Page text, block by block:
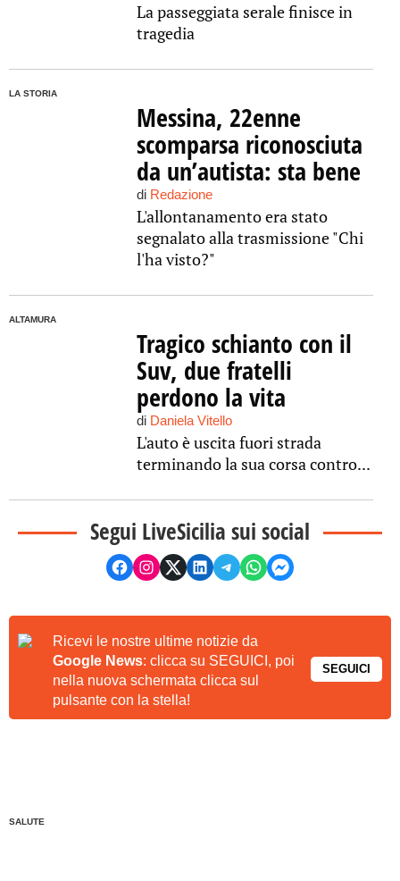
La passeggiata serale finisce in
tragedia
LA STORIA
Messina, 22enne
scomparsa riconosciuta
da un’autista: sta bene
di Redazione
L'allontanamento era stato
segnalato alla trasmissione "Chi
l'ha visto?"
ALTAMURA
Tragico schianto con il
Suv, due fratelli
perdono la vita
di Daniela Vitello
L'auto è uscita fuori strada
terminando la sua corsa contro...
Segui LiveSicilia sui social
Ricevi le nostre ultime notizie da
Google News: clicca su SEGUICI, poi
nella nuova schermata clicca sul
pulsante con la stella!
SEGUICI
SALUTE